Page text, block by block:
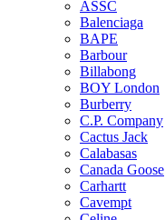
ASSC
Balenciaga
BAPE
Barbour
Billabong
BOY London
Burberry
C.P. Company
Cactus Jack
Calabasas
Canada Goose
Carhartt
Cavempt